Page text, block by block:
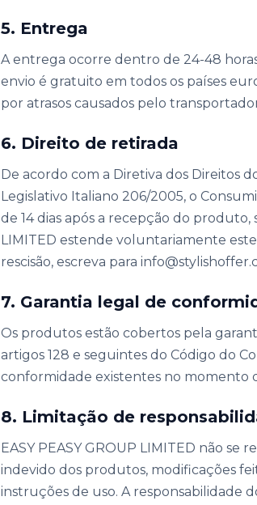
5. Entrega
A entrega ocorre dentro de 24-48
envio é gratuito em todos os países
por atrasos causados ​​pelo
6. Direito de retirada
De acordo com a Diretiva dos Direitos
Legislativo Italiano 206/2005, o
de 14 dias após a recepção do
LIMITED estende voluntariamente
rescisão, escreva para
7. Garantia legal de
Os produtos estão cobertos pela
artigos 128 e seguintes do Código do
conformidade existentes no momento
8. Limitação de
EASY PEASY GROUP LIMITED não
indevido dos produtos, modificações
instruções de uso. A responsabilidade